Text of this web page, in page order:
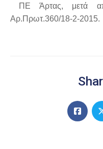
ΠΕ Άρτας, μετά
Αρ.Πρωτ.360/18-2-2015.